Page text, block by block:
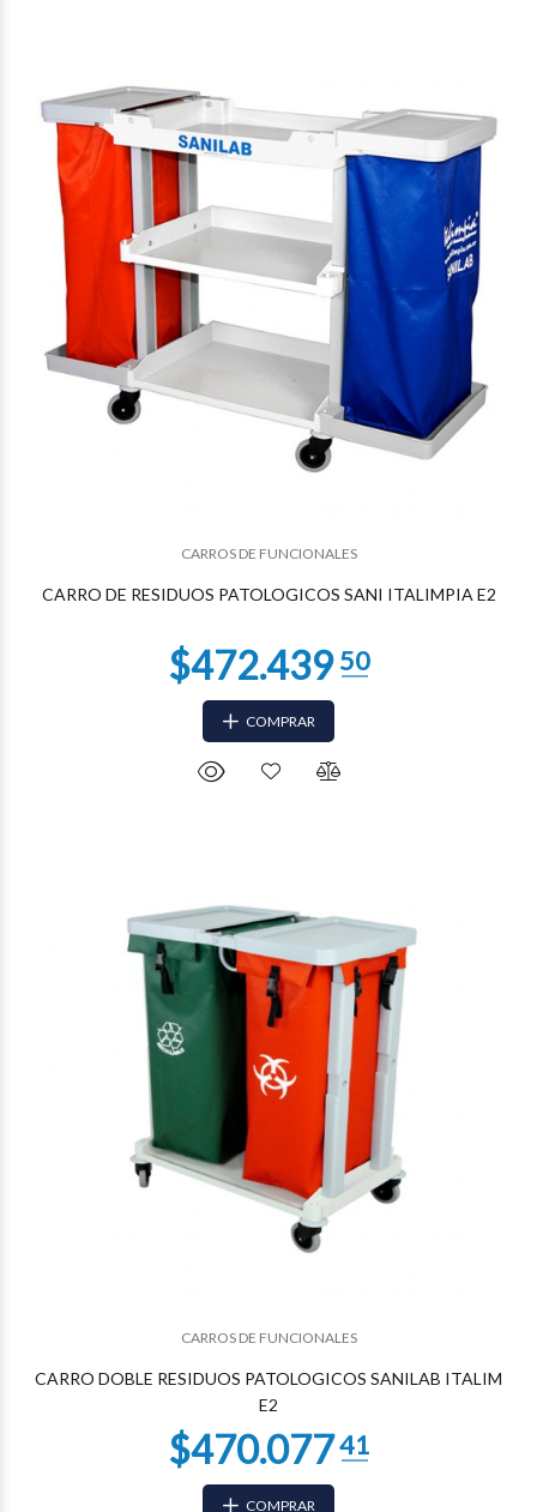
CARROS DE FUNCIONALES
CARRO DE RESIDUOS PATOLOGICOS SANI ITALIMPIA E2
COMPRAR
CARROS DE FUNCIONALES
CARRO DOBLE RESIDUOS PATOLOGICOS SANILAB ITALIM
E2
COMPRAR
$265.34278
77
$251.471
91